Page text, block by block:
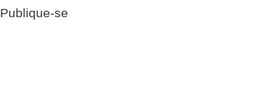
Publique-se